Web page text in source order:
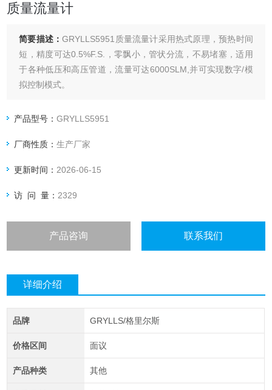
质量流量计
简要描述：GRYLLS5951质量流量计采用热式原理，预热时间
短，精度可达0.5%F.S.，零飘小，管状分流，不易堵塞，适用
于各种低压和高压管道，流量可达6000SLM,并可实现数字/模
拟控制模式。
产品型号：GRYLLS5951
厂商性质：生产厂家
更新时间： 2026-06-15
访 问 量： 2329
产品咨询 联系我们
详细介绍
品牌 GRYLLS/格里尔斯
价格区间 面议
产品种类 其他